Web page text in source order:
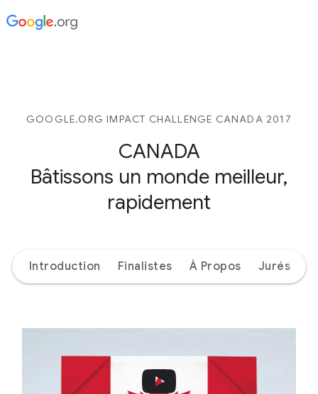
GOOGLE.ORG IMPACT CHALLENGE CANADA 2017
CANADA
Bâtissons un monde meilleur,
rapidement
Introduction Finalistes À Propos Jurés